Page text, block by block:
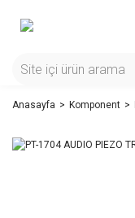
Anasayfa Komponent